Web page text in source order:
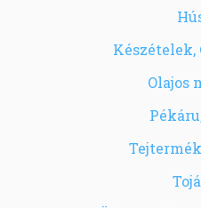
Készételek,
Olajos